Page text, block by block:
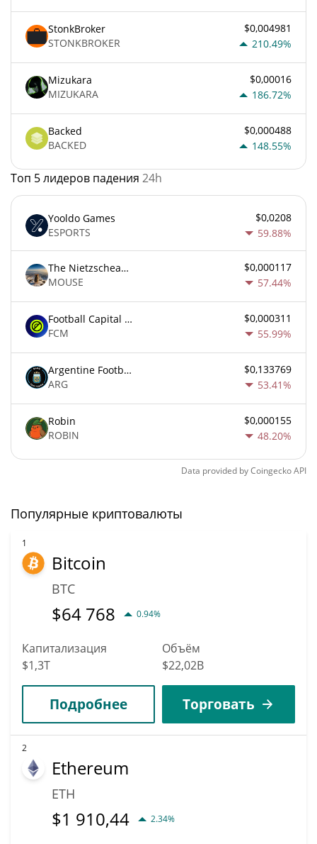
StonkBroker
STONKBROKER
$0,004981
210.49%
Mizukara
MIZUKARA
$0,00016
186.72%
Backed
BACKED
$0,000488
148.55%
Топ 5 лидеров падения 24h
Yooldo Games
ESPORTS
$0,0208
59.88%
The Nietzschean Mouse
MOUSE
$0,000117
57.44%
Football Capital Markets
FCM
$0,000311
55.99%
Argentine Football Association Fan Token
ARG
$0,133769
53.41%
Robin
ROBIN
$0,000155
48.20%
Data provided byCoingeckoAPI
Популярные криптовалюты
1
Bitcoin
BTC
$64 768 0.94%
Капитализация
$1,3T
Объём
$22,02B
Подробнее Торговать
2
Ethereum
ETH
$1 910,44 2.34%